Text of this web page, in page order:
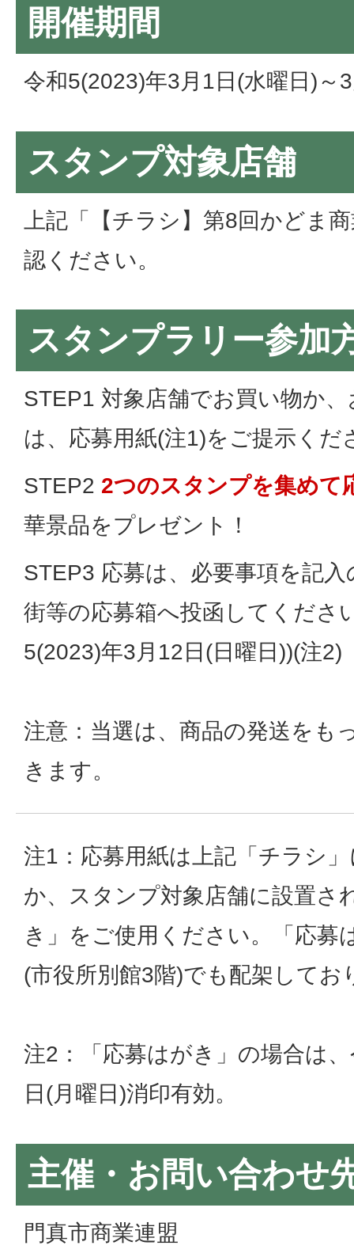
開催期間
令和5(2023)年3月1日(水曜日)～
スタンプ対象店舗
上記「【チラシ】第8回かどま
認ください。
スタンプラリー参加
STEP1 対象店舗でお買い物か
は、応募用紙(注1)をご提示くだ
STEP2 2つのスタンプを集めて
華景品をプレゼント！
STEP3 応募は、必要事項を記
街等の応募箱へ投函してくださ
5(2023)年3月12日(日曜日))(注2)
注意：当選は、商品の発送をも
きます。
注1：応募用紙は上記「チラシ
か、スタンプ対象店舗に設置さ
き」をご使用ください。「応募
(市役所別館3階)でも配架してお
注2：「応募はがき」の場合は
日(月曜日)消印有効。
主催・お問い合わせ
門真市商業連盟